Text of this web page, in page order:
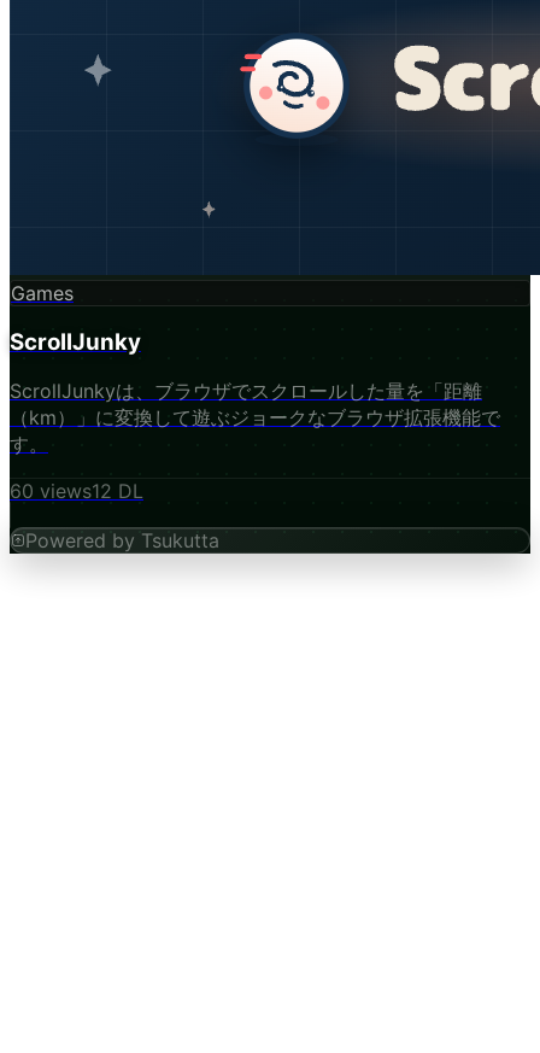
Games
ScrollJunky
ScrollJunkyは、ブラウザでスクロールした量を「距離
（km）」に変換して遊ぶジョークなブラウザ拡張機能で
す。
60 views12 DL
Powered by Tsukutta